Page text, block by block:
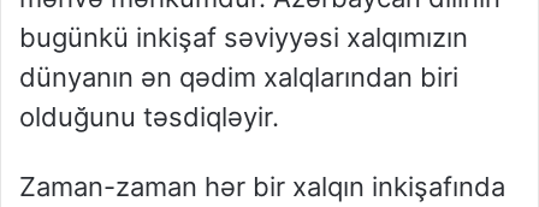
bugünkü inkişaf səviyyəsi xalqımızın
dünyanın ən qədim xalqlarından biri
olduğunu təsdiqləyir.
Zaman-zaman hər bir xalqın inkişafında